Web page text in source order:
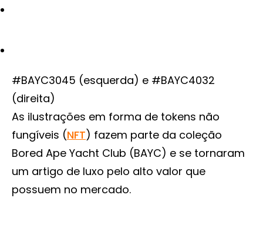
#BAYC3045 (esquerda) e #BAYC4032
(direita)
As ilustrações em forma de tokens não
fungíveis (NFT) fazem parte da coleção
Bored Ape Yacht Club (BAYC) e se tornaram
um artigo de luxo pelo alto valor que
possuem no mercado.